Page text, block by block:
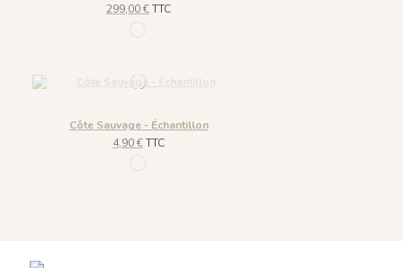
299,00 €TTC
Côte Sauvage - Échantillon
4,90 €TTC